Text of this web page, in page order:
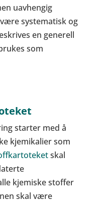
uavhengig
systematisk og
en generell
som
starter med å
kjemikalier som
skal
kjemiske stoffer
skal være